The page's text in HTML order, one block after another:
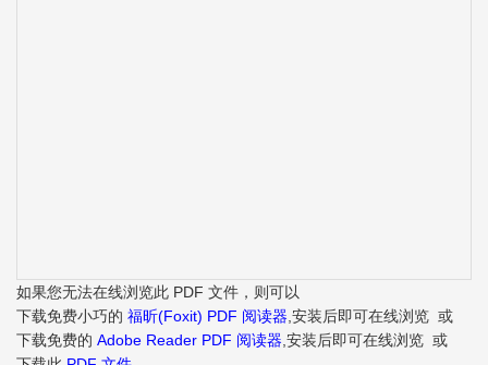
如果您无法在线浏览此 PDF 文件，则可以
下载免费小巧的 福昕(Foxit) PDF 阅读器 ,安装后即可在线浏览 或
下载免费的 Adobe Reader PDF 阅读器 ,安装后即可在线浏览 或